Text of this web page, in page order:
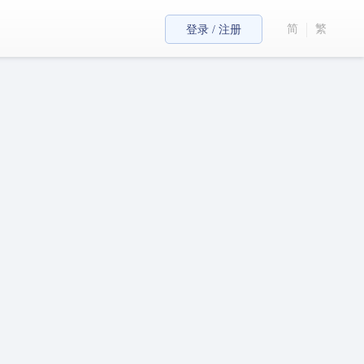
登录 / 注册 简 繁